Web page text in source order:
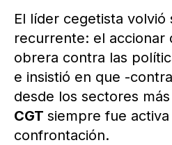
El líder cegetista volvió
recurrente: el accionar
obrera contra las
e insistió en que -
desde los sectores
CGT siempre fue activa
confrontación.